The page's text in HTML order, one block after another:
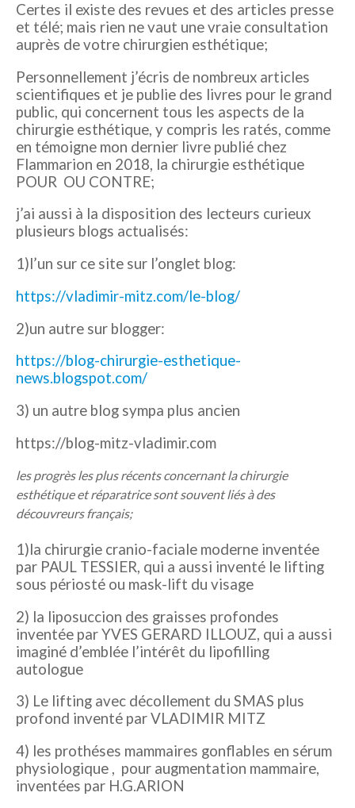
Certes il existe des revues et des articles presse
et télé; mais rien ne vaut une vraie consultation
auprès de votre chirurgien esthétique;
Personnellement j’écris de nombreux articles
scientifiques et je publie des livres pour le grand
public, qui concernent tous les aspects de la
chirurgie esthétique, y compris les ratés, comme
en témoigne mon dernier livre publié chez
Flammarion en 2018, la chirurgie esthétique
POUR OU CONTRE;
j’ai aussi à la disposition des lecteurs curieux
plusieurs blogs actualisés:
1)l’un sur ce site sur l’onglet blog:
https://vladimir-mitz.com/le-blog/
2)un autre sur blogger:
https://blog-chirurgie-esthetique-
news.blogspot.com/
3) un autre blog sympa plus ancien
https://blog-mitz-vladimir.com
les progrès les plus récents concernant la chirurgie
esthétique et réparatrice sont souvent liés à des
découvreurs français;
1)la chirurgie cranio-faciale moderne inventée
par PAUL TESSIER, qui a aussi inventé le lifting
sous périosté ou mask-lift du visage
2) la liposuccion des graisses profondes
inventée par YVES GERARD ILLOUZ, qui a aussi
imaginé d’emblée l’intérêt du lipofilling
autologue
3) Le lifting avec décollement du SMAS plus
profond inventé par VLADIMIR MITZ
4) les prothéses mammaires gonflables en sérum
physiologique , pour augmentation mammaire,
inventées par H.G.ARION